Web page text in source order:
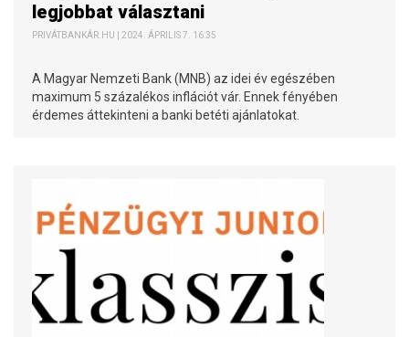
legjobbat választani
PRIVÁTBANKÁR.HU | 2024. ÁPRILIS 7. 16:35
A Magyar Nemzeti Bank (MNB) az idei év egészében
maximum 5 százalékos inflációt vár. Ennek fényében
érdemes áttekinteni a banki betéti ajánlatokat.